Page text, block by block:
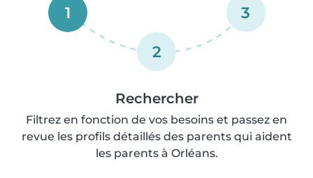
1
2
3
Rechercher
Filtrez en fonction de vos besoins et passez en
revue les profils détaillés des parents qui aident
les parents à Orléans.